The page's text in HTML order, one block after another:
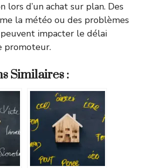
lors d’un achat sur plan. Des
la météo ou des problèmes
impacter le délai
promoteur.
Similaires :